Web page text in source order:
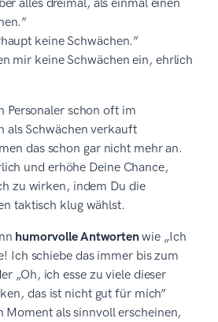
alles dreimal, als einmal einen
keine Schwächen.”
mir keine Schwächen ein, ehrlich
Personaler schon oft im
als Schwächen verkauft
das schon gar nicht mehr an.
und erhöhe Deine Chance,
zu wirken, indem Du die
taktisch klug wählst.
humorvolle Antwortenwie „Ich
Ich schiebe das immer bis zum
„Oh, ich esse zu viele dieser
das ist nicht gut für mich”
Moment als sinnvoll erscheinen,